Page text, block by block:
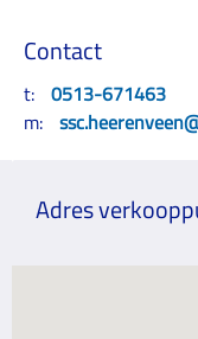
Contact
t: 0513-671463
m:
Adres